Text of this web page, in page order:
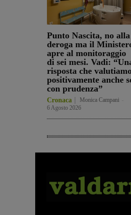
Punto Nascita, no alla
deroga ma il
apre al monitoraggio
di sei mesi. Vadi:
risposta che
positivamente anche
con prudenza”
Cronaca Monica Campani
6 Agosto 2026